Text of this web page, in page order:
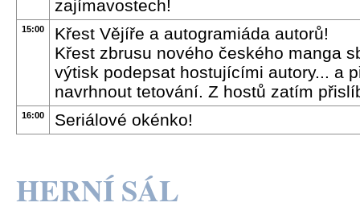
zajímavostech!
15:00
Křest Vějíře a autogramiáda autorů!
Křest zbrusu nového českého manga
výtisk podepsat hostujícími autory... a
navrhnout tetování. Z hostů zatím
16:00 Seriálové okénko!
HERNÍ SÁL